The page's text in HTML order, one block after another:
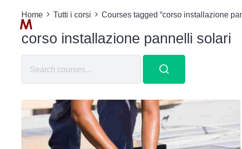
Home Tutti i corsi Courses tagged “corso installazione
corso installazione pannelli solari